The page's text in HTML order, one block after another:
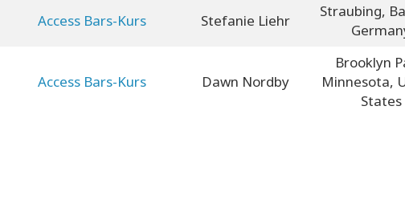
Access Bars-Kurs Stefanie Liehr
Straubing,
Access Bars-Kurs Dawn Nordby
Brooklyn
Minnesota,
States